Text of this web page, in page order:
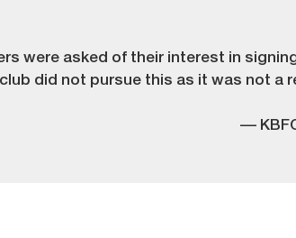
were asked of their interest in
did not pursue this as it was not a
—